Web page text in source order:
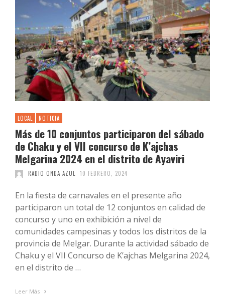
LOCAL NOTICIA
Más de 10 conjuntos participaron del sábado
de Chaku y el VII concurso de K’ajchas
Melgarina 2024 en el distrito de Ayaviri
RADIO ONDA AZUL 10 FEBRERO, 2024
En la fiesta de carnavales en el presente año
participaron un total de 12 conjuntos en calidad de
concurso y uno en exhibición a nivel de
comunidades campesinas y todos los distritos de la
provincia de Melgar. Durante la actividad sábado de
Chaku y el VII Concurso de K’ajchas Melgarina 2024,
en el distrito de …
Leer Más